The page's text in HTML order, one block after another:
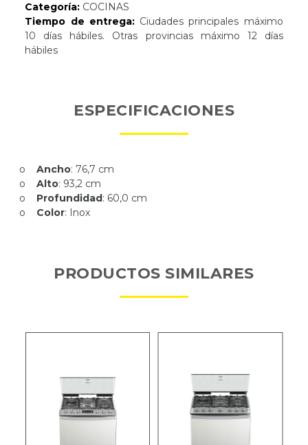
Categoría: COCINAS
Tiempo de entrega:Ciudades principales máximo
10 días hábiles. Otras provincias máximo 12 días
hábiles
ESPECIFICACIONES
o Ancho: 76,7 cm
o Alto: 93,2 cm
o Profundidad: 60,0 cm
o Color: Inox
PRODUCTOS SIMILARES